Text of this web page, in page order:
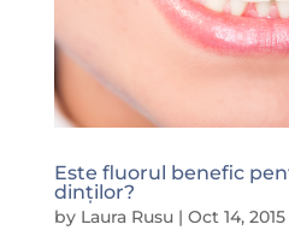
Este fluorul benefic
dinților?
by Laura Rusu| Oct 14, 2015